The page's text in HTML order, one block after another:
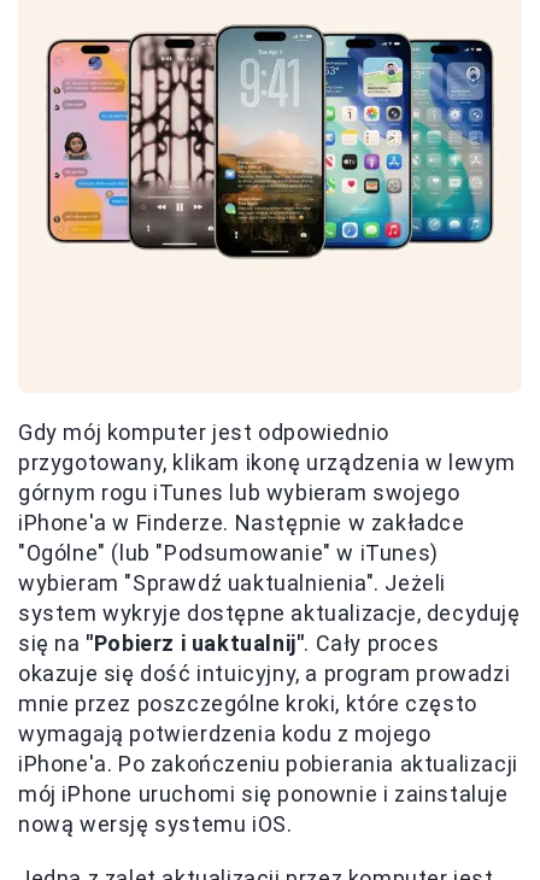
Gdy mój komputer jest odpowiednio
przygotowany, klikam ikonę urządzenia w lewym
górnym rogu iTunes lub wybieram swojego
iPhone'a w Finderze. Następnie w zakładce
"Ogólne" (lub "Podsumowanie" w iTunes)
wybieram "Sprawdź uaktualnienia". Jeżeli
system wykryje dostępne aktualizacje, decyduję
się na "Pobierz i uaktualnij". Cały proces
okazuje się dość intuicyjny, a program prowadzi
mnie przez poszczególne kroki, które często
wymagają potwierdzenia kodu z mojego
iPhone'a. Po zakończeniu pobierania aktualizacji
mój iPhone uruchomi się ponownie i zainstaluje
nową wersję systemu iOS.